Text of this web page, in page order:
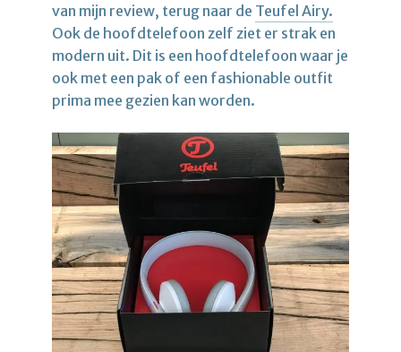
van mijn review, terug naar de Teufel Airy.
Ook de hoofdtelefoon zelf ziet er strak en
modern uit. Dit is een hoofdtelefoon waar je
ook met een pak of een fashionable outfit
prima mee gezien kan worden.